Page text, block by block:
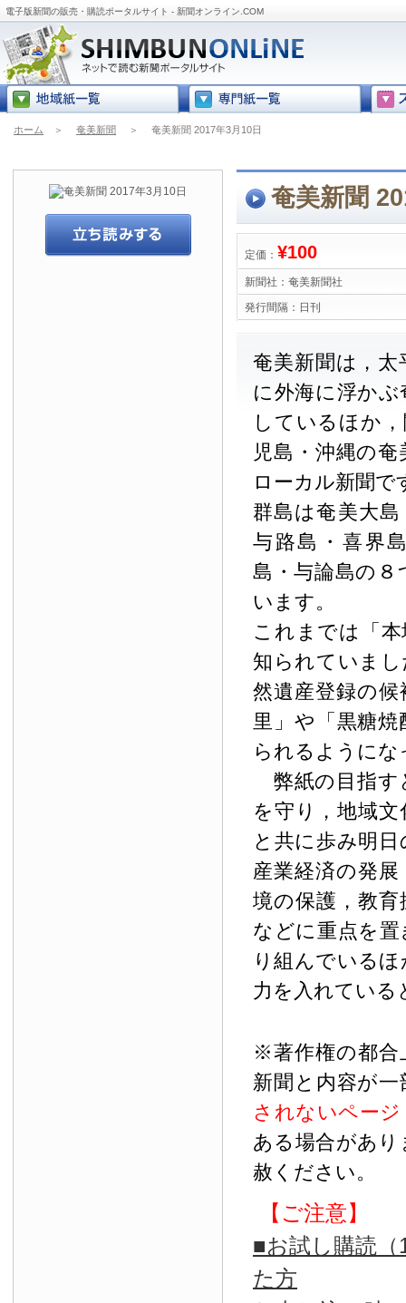
電子版新聞の販売・購読ポータルサイト - 新聞オンライン.COM
ホーム ＞ 奄美新聞 ＞ 奄美新聞 2017年3月10日
奄美新聞
定価： ¥100
新聞社： 奄美新聞社
発行間隔： 日刊
奄美新聞は，
に外海に浮か
しているほか
児島・沖縄の
ローカル新聞で
群島は奄美大
与路島・喜界
島・与論島の
います。
これまでは「
知られていま
然遺産登録の
里」や「黒糖
られるように
弊紙の目指す
を守り，地域
と共に歩み明
産業経済の発
境の保護，教
などに重点を
り組んでいる
力を入れている
※著作権の都合
新聞と内容が
されないペー
ある場合があ
赦ください。
【ご注意】
■お試し購読
た方